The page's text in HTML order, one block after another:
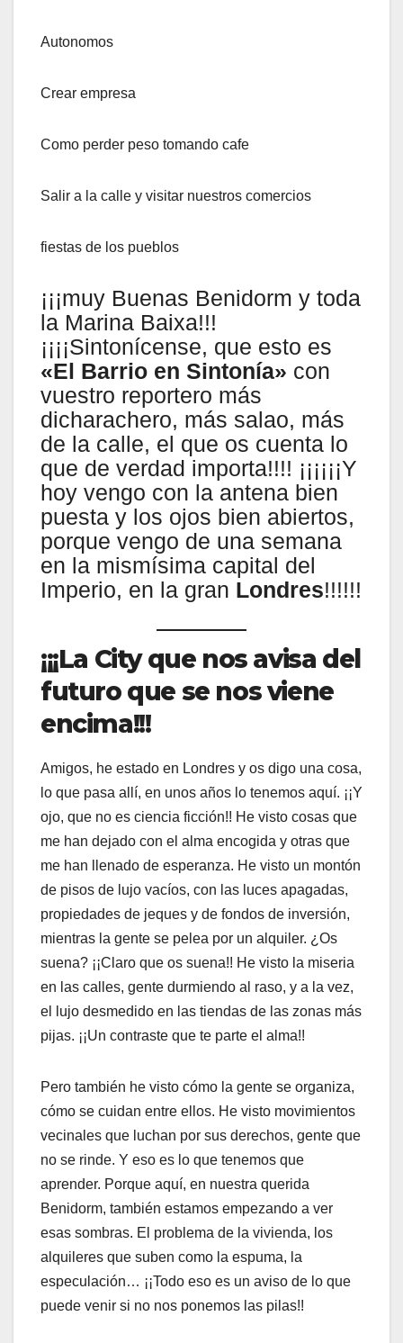
Autonomos
Crear empresa
Como perder peso tomando cafe
Salir a la calle y visitar nuestros comercios
fiestas de los pueblos
¡¡¡muy Buenas Benidorm y toda
la Marina Baixa!!!
¡¡¡¡Sintonícense, que esto es
«El Barrio en Sintonía» con
vuestro reportero más
dicharachero, más salao, más
de la calle, el que os cuenta lo
que de verdad importa!!!! ¡¡¡¡¡¡Y
hoy vengo con la antena bien
puesta y los ojos bien abiertos,
porque vengo de una semana
en la mismísima capital del
Imperio, en la gran Londres!!!!!!
¡¡¡La City que nos avisa del
futuro que se nos viene
encima!!!
Amigos, he estado en Londres y os digo una cosa,
lo que pasa allí, en unos años lo tenemos aquí. ¡¡Y
ojo, que no es ciencia ficción!! He visto cosas que
me han dejado con el alma encogida y otras que
me han llenado de esperanza. He visto un montón
de pisos de lujo vacíos, con las luces apagadas,
propiedades de jeques y de fondos de inversión,
mientras la gente se pelea por un alquiler. ¿Os
suena? ¡¡Claro que os suena!! He visto la miseria
en las calles, gente durmiendo al raso, y a la vez,
el lujo desmedido en las tiendas de las zonas más
pijas. ¡¡Un contraste que te parte el alma!!
Pero también he visto cómo la gente se organiza,
cómo se cuidan entre ellos. He visto movimientos
vecinales que luchan por sus derechos, gente que
no se rinde. Y eso es lo que tenemos que
aprender. Porque aquí, en nuestra querida
Benidorm, también estamos empezando a ver
esas sombras. El problema de la vivienda, los
alquileres que suben como la espuma, la
especulación… ¡¡Todo eso es un aviso de lo que
puede venir si no nos ponemos las pilas!!